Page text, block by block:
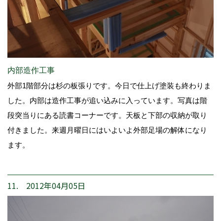
内部造作工事
外部1階部分は杉の板張りです。今日で仕上げ塗装も終わりま
した。内部は造作工事が追い込みに入っています。写真は階
段突当りにある読書コーナーです。天板と下部の収納が取り
付きました。来週月曜日にはいよいよ外部足場の解体になり
ます。
11. 2012年04月05日